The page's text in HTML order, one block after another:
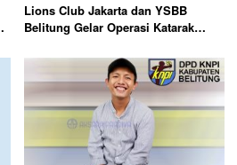
Lions Club Jakarta dan YSBB
Belitung Gelar Operasi Katarak
Targetkan 100 Peserta